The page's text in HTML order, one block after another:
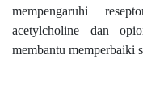
mempengaruhi
acetylcholine dan
membantu memperbaiki